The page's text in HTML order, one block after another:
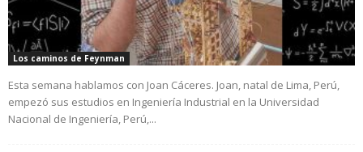
Los caminos de Feynman
Esta semana hablamos con Joan Cáceres. Joan, natal de Lima, Perú,
empezó sus estudios en Ingeniería Industrial en la Universidad
Nacional de Ingeniería, Perú,...